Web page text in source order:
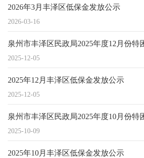
2026-03-16
2026年3月丰泽区低保金发放公示
2025-12-05
泉州市丰泽区民政局2025年度12月份特
2025-12-05
2025年12月丰泽区低保金发放公示
2025-10-09
泉州市丰泽区民政局2025年度10月份特
2025年10月丰泽区低保金发放公示